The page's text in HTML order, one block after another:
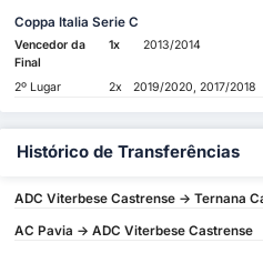
Coppa Italia Serie C
Vencedor da
Final
1x 2013/2014
2º Lugar 2x 2019/2020, 2017/2018
Histórico de Transferências
ADC Viterbese Castrense -> Ternana
AC Pavia -> ADC Viterbese Castrense